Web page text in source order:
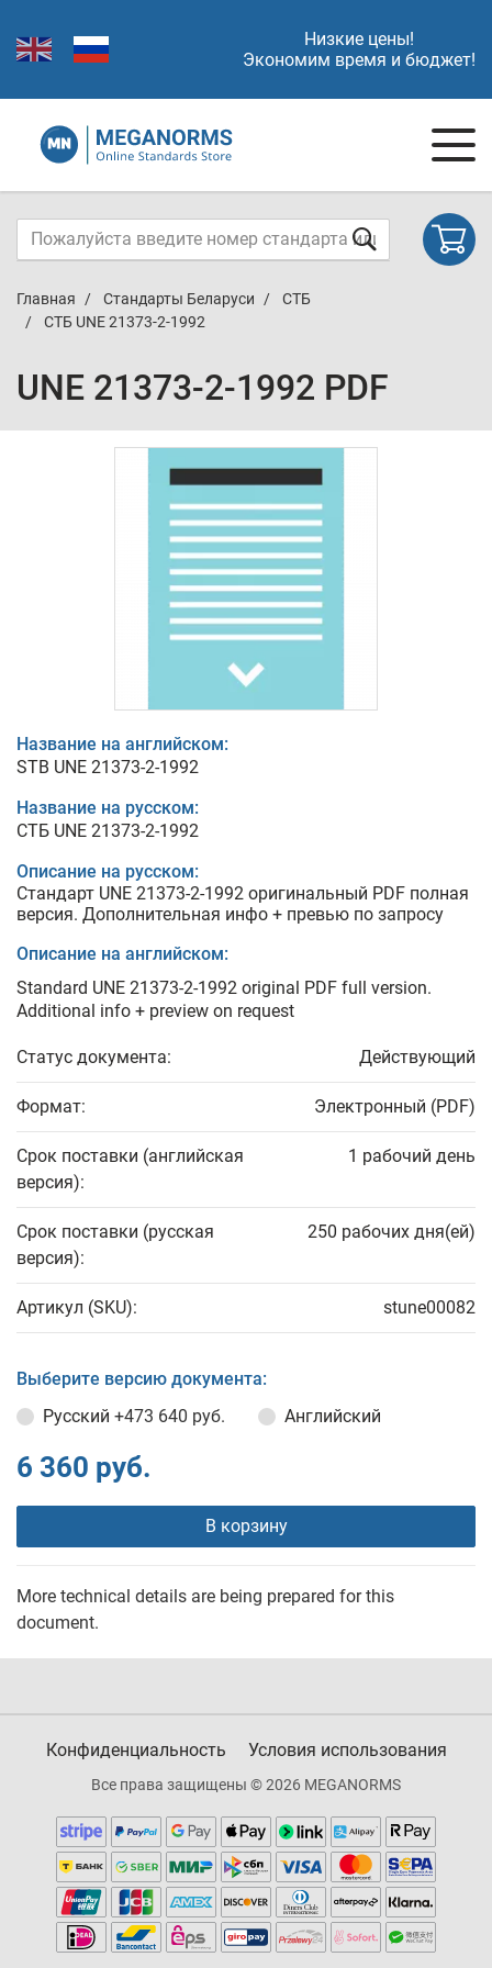
Низкие цены!
Экономим время и бюджет!
Главная Стандарты Беларуси
СТБ
СТБ UNE 21373-2-1992
UNE 21373-2-1992 PDF
Название на английском:
STB UNE 21373-2-1992
Название на русском:
СТБ UNE 21373-2-1992
Описание на русском:
Стандарт UNE 21373-2-1992 оригинальный PDF полная
версия. Дополнительная инфо + превью по запросу
Описание на английском:
Standard UNE 21373-2-1992 original PDF full version.
Additional info + preview on request
Статус документа: Действующий
Формат: Электронный (PDF)
Срок поставки (английская
версия):
1 рабочий день
Срок поставки (русская
версия):
250 рабочих дня(ей)
Артикул (SKU): stune00082
Выберите версию документа:
Русский +473 640 руб. Английский
6 360 руб.
В корзину
More technical details are being prepared for this
document.
Конфиденциальность Условия использования
Все права защищены © 2026 MEGANORMS